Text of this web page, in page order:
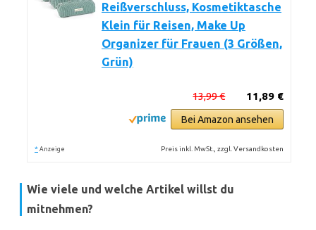
Reißverschluss, Kosmetiktasche
Klein für Reisen, Make Up
Organizer für Frauen (3 Größen,
Grün)
11,89 €
13,99 €
Bei Amazon ansehen
* Anzeige Preis inkl. MwSt., zzgl. Versandkosten
Wie viele und welche Artikel willst du
mitnehmen?